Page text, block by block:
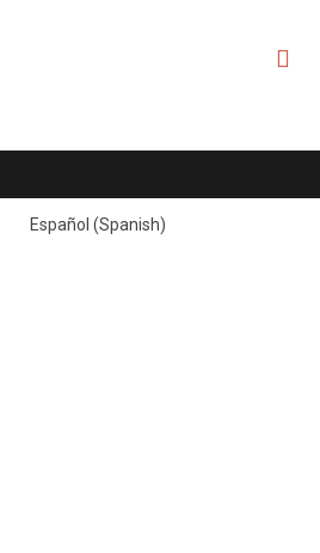
Español (Spanish)